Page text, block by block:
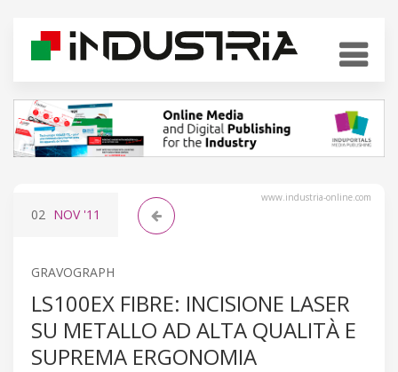
www.industria-online.com
02 NOV'11
GRAVOGRAPH
LS100EX FIBRE: INCISIONE LASER
SU METALLO AD ALTA QUALITÀ E
SUPREMA ERGONOMIA